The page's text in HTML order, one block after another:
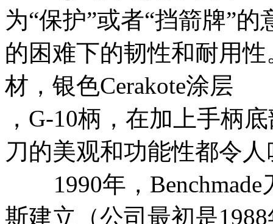
为“保护”或者“挡箭牌”
的困难下的韧性和耐用
材，银色Cerakote涂层
，G-10柄，在加上手柄
刀的美观和功能性都令
1990年，Benchmade
斯建立（公司最初是